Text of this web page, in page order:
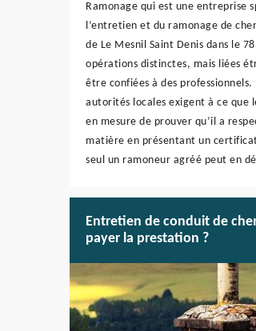
Ramonage qui est une entreprise
l’entretien et du ramonage de
de Le Mesnil Saint Denis dans le
opérations distinctes, mais liées
être confiées à des professionnels.
autorités locales exigent à ce que
en mesure de prouver qu’il a
matière en présentant un
seul un ramoneur agréé peut en
Entretien de conduit de
payer la prestation ?